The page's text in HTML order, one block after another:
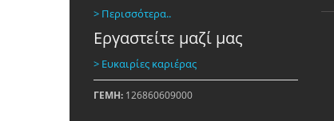
> Περισσότερα..
Εργαστείτε μαζί μας
> Ευκαιρίες καριέρας
ΓΕΜΗ: 126860609000